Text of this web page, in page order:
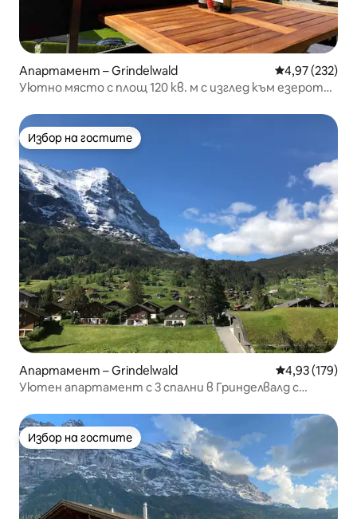
Апартамент – Grindelwald Средна
4,97 (232)
Уютно място с площ 120 кв. м с изглед към езерото
Избор на гостите
Избор на гостите
Апартамент – Grindelwald Средна
4,93 (179)
Уютен апартамент с 3 спални в Гринделвалд с
Избор на гостите
Избор на гостите